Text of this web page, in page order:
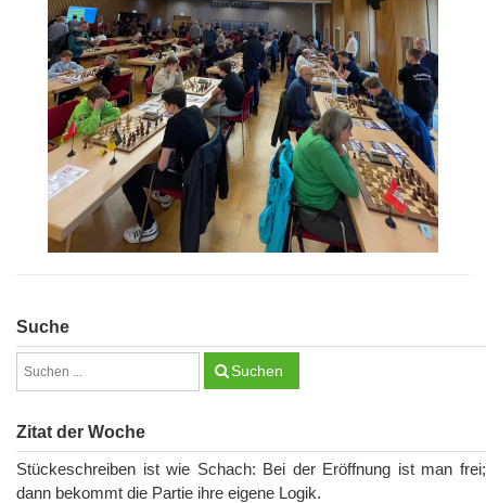
Suche
Suchen
Zitat der Woche
Stückeschreiben ist wie Schach: Bei der Eröffnung ist man frei;
dann bekommt die Partie ihre eigene Logik.